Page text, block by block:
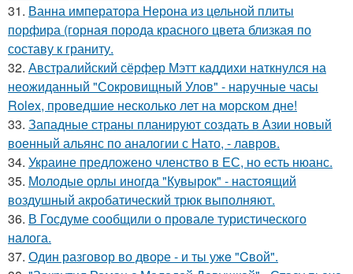
31. Ванна императора Нерона из цельной плиты
порфира (горная порода красного цвета близкая по
составу к граниту.
32. Австралийский сёрфер Мэтт каддихи наткнулся на
неожиданный "Сокровищный Улов" - наручные часы
Rolex, проведшие несколько лет на морском дне!
33. Западные страны планируют создать в Азии новый
военный альянс по аналогии с Нато, - лавров.
34. Украине предложено членство в ЕС, но есть нюанс.
35. Молодые орлы иногда "Кувырок" - настоящий
воздушный акробатический трюк выполняют.
36. В Госдуме сообщили о провале туристического
налога.
37. Один разговoр во двоpе - и ты ужe "Cвой".